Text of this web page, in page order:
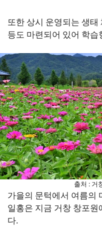
또한 상시 운영되는 생
등도 마련되어 있어 학
출처 : 거
가을의 문턱에서 여름의
일홍은 지금 거창 창포
다.